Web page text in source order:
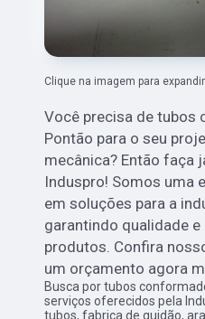
Clique na imagem para expandir
Você precisa de tubos
Pontão para o seu
mecânica? Então faça
Induspro! Somos uma
em soluções para a
garantindo qualidade
produtos. Confira
um orçamento agora
Busca por tubos
serviços oferecidos pela
tubos, fabrica de guidão,